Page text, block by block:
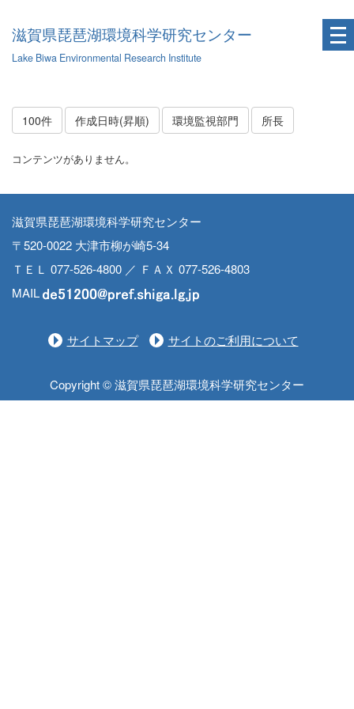
滋賀県琵琶湖環境科学研究センター
Lake Biwa Environmental Research Institute
100件 作成日時(昇順) 環境監視部門 所長
コンテンツがありません。
滋賀県琵琶湖環境科学研究センター
〒520-0022 大津市柳が崎5-34
ＴＥＬ 077-526-4800 ／ ＦＡＸ 077-526-4803
MAIL
サイトマップ サイトのご利用について
Copyright © 滋賀県琵琶湖環境科学研究センター